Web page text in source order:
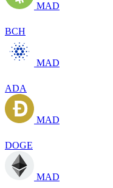
MAD
BCH
MAD
ADA
MAD
DOGE
MAD